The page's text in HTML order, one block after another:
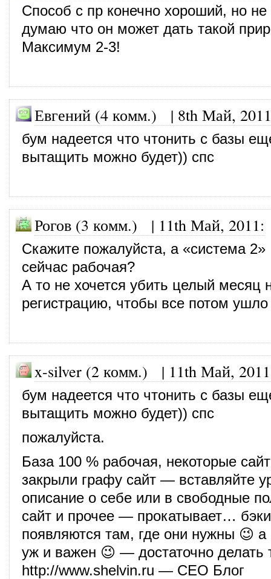
Способ с пр конечно хороший, но не
думаю что он может дать такой
Максимум 2-3!
Евгений (4 комм.) | 8th Май, 2011
бум надеется что чтонить с базы
вытащить можно будет)) спс
Рогов (3 комм.) | 11th Май, 2011:
Скажите пожалуйста, а «система 2»
сейчас рабочая?
А то не хочется убить целый месяц
регистрацию, чтобы все потом ушло
x-silver (2 комм.) | 11th Май, 2011
бум надеется что чтонить с базы
вытащить можно будет)) спс
пожалуйста.
База 100 % рабочая, некоторые
закрыли графу сайт — вставляйте
описание о себе или в свободные
сайт и прочее — прокатывает…
появляются там, где они нужны 😉 а
уж и важен 😉 — достаточно делать
http://www.shelvin.ru — СЕО Блог